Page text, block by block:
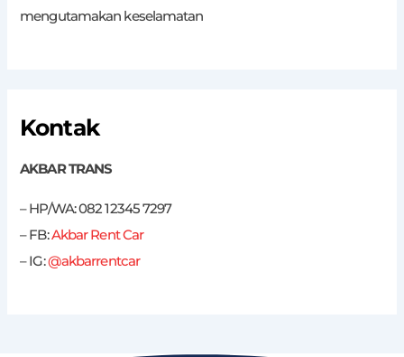
mengutamakan keselamatan
Kontak
AKBAR TRANS
– HP/WA: 082 12345 7297
– FB:Akbar Rent Car
– IG:@akbarrentcar